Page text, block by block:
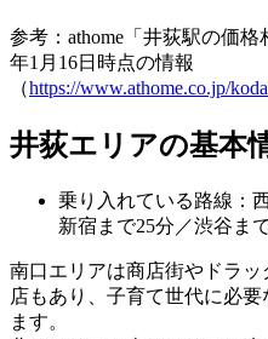
参考：athome「井荻駅の価
年1月16日時点の情報
（https://www.athome.co.jp/
井荻エリアの基本
乗り入れている路線：
新宿まで25分／渋谷ま
南口エリアは商店街やドラ
店もあり、 子育て世代に必
ます。